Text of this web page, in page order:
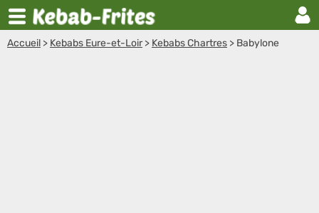
Accueil > Kebabs Eure-et-Loir > Kebabs Chartres > Babylone